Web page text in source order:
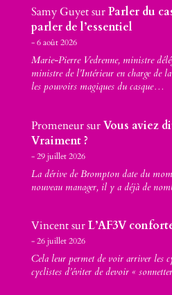
Samy GuyetsurParler du
parler de l’essentiel
6 août 2026
Marie-Pierre Vedrenne, ministre
ministre de l’Intérieur en charge de
les pouvoirs magiques du casque…
PromeneursurVous aviez
Vraiment ?
29 juillet 2026
La dérive de Brompton date du
nouveau manager, il y a déjà de
VincentsurL’AF3V
26 juillet 2026
Cela leur permet de voir arriver les
cyclistes d’éviter de devoir «